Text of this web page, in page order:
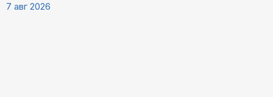
7 авг 2026